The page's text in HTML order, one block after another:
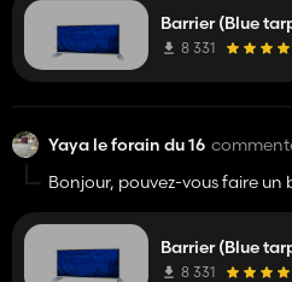
Barrier (Blue
8 331
Yaya le forain du 16
Bonjour, pouvez-vous faire un
Barrier (Blue
8 331